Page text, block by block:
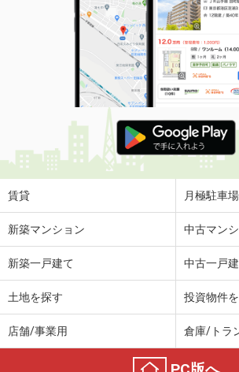
賃貸 月極駐車場
新築マンション 中古マン
新築一戸建て 中古一戸
土地を探す 投資物件
店舗/事業用 倉庫/トラ